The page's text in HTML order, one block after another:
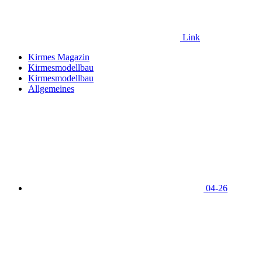
Link
Kirmes Magazin
Kirmesmodellbau
Kirmesmodellbau
Allgemeines
04-26